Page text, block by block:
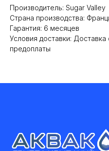
Производитель: Sugar Valley
Cтрана производства:
Гарантия: 6 месяцев
Условия доставки:
предоплаты